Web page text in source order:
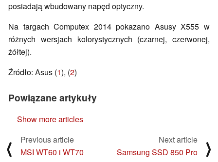
posiadają wbudowany napęd optyczny.
Na targach Computex 2014 pokazano Asusy X555 w
różnych wersjach kolorystycznych (czarnej, czerwonej,
żółtej).
Źródło: Asus (1), (2)
Powiązane artykuły
Show more articles
⟨
Previous article
MSI WT60 i WT70
Next article
Samsung SSD 850 Pro
⟩